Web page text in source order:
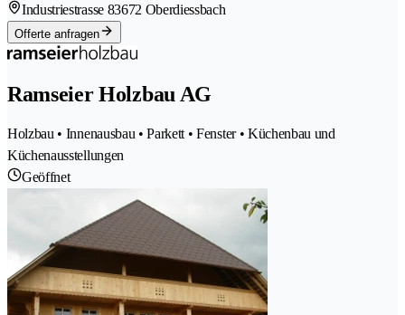
Industriestrasse 83672 Oberdiessbach
Offerte anfragen
Ramseier Holzbau AG
Holzbau • Innenausbau • Parkett • Fenster • Küchenbau und
Küchenausstellungen
Geöffnet